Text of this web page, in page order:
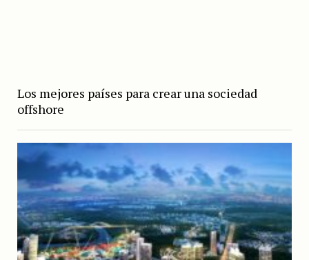
Los mejores países para crear una sociedad
offshore